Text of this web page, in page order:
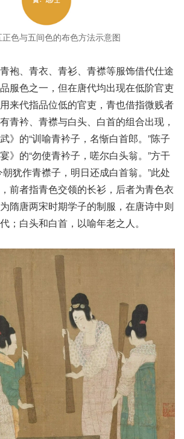
与五间色的布色方法示意图
、青衣、青衫、青襟等服饰借代仕途
服色之一，但在唐代均出现在低阶官吏
来代指品位低的官吏，青也借指微贱者
青衿、青襟与白头、白首的组合出现，
》的“训喻青衿子，名惭白首郎。”陈子
》的“勿使青衿子，嗟尔白头翁。”方干
朝犹作青襟子，明日还成白首翁。”此处
前者指青色交领的长衫，后者为青色衣
隋唐两宋时期学子的制服，在唐诗中则
；白头和白首，以喻年老之人。